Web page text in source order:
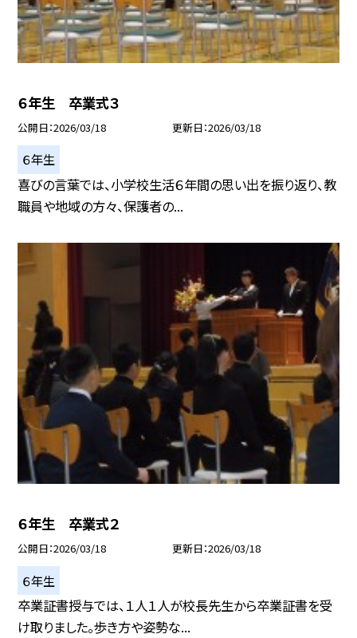
６年生 卒業式３
公開日 2026/03/18 更新日 2026/03/18
６年生
喜びの言葉では、小学校生活６年間の思い出を振り返り、教
職員や地域の方々、保護者の...
６年生 卒業式２
公開日 2026/03/18 更新日 2026/03/18
６年生
卒業証書授与では、１人１人が校長先生から卒業証書を受
け取りました。歩き方や姿勢な...